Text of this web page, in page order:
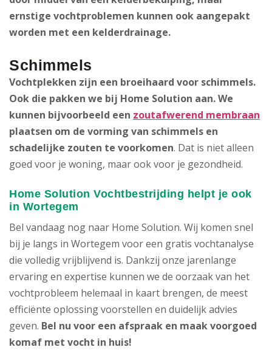
ernstige vochtproblemen kunnen ook aangepakt
worden met een kelderdrainage.
Schimmels
Vochtplekken zijn een broeihaard voor schimmels.
Ook die pakken we bij Home Solution aan. We
kunnen bijvoorbeeld een zoutafwerend membraan
plaatsen om de vorming van schimmels en
schadelijke zouten te voorkomen. Dat is niet alleen
goed voor je woning, maar ook voor je gezondheid.
Home Solution Vochtbestrijding helpt je ook
in Wortegem
Bel vandaag nog naar Home Solution. Wij komen snel
bij je langs in Wortegem voor een gratis vochtanalyse
die volledig vrijblijvend is. Dankzij onze jarenlange
ervaring en expertise kunnen we de oorzaak van het
vochtprobleem helemaal in kaart brengen, de meest
efficiënte oplossing voorstellen en duidelijk advies
geven. Bel nu voor een afspraak en maak voorgoed
komaf met vocht in huis!